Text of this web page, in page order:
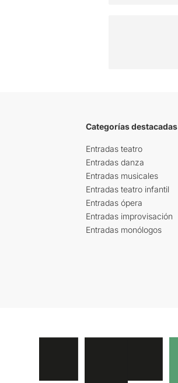
Categorías destacadas
Entradas teatro
Entradas danza
Entradas musicales
Entradas teatro infantil
Entradas ópera
Entradas improvisación
Entradas monólogos